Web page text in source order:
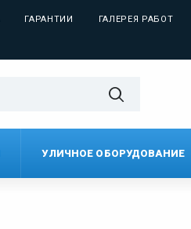
ГАРАНТИИ ГАЛЕРЕЯ РАБОТ
УЛИЧНОЕ ОБОРУДОВАНИЕ